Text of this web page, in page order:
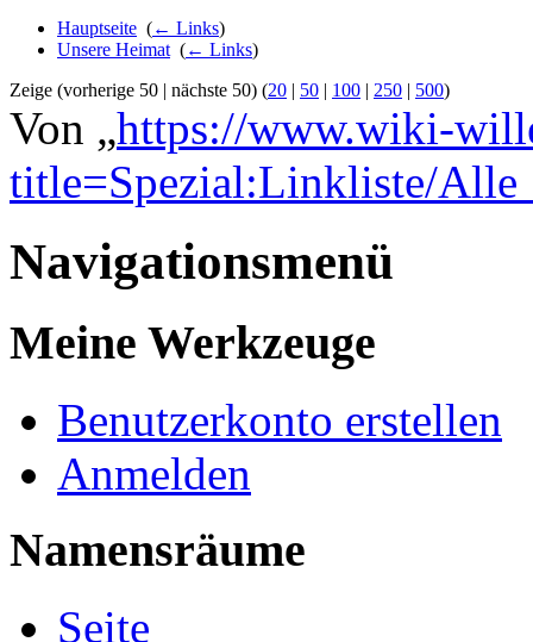
Hauptseite (← Links)
Unsere Heimat (← Links)
Zeige (vorherige 50 | nächste 50) (20 | 50 | 100 | 250 | 500)
Von „https://www.wiki-
title=Spezial:Linkliste/
Navigationsmenü
Meine Werkzeuge
Benutzerkonto erstellen
Anmelden
Namensräume
Seite